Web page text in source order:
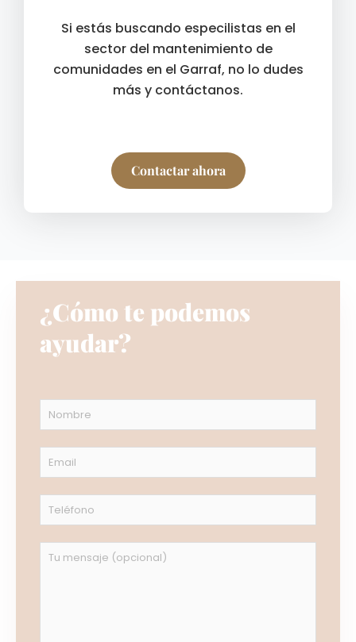
Si estás buscando especilistas en el
sector del mantenimiento de
comunidades en el Garraf, no lo dudes
más y contáctanos.
Contactar ahora
¿Cómo te podemos
ayudar?